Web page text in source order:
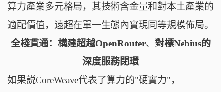
算力產業多元格局，其技術含金量和對本土產業的
適配價值，遠超在單一生態內實現同等規模佈局。
全棧貫通：構建超越OpenRouter、對標Nebius的
深度服務閉環
如果説CoreWeave代表了算力的"硬實力"，